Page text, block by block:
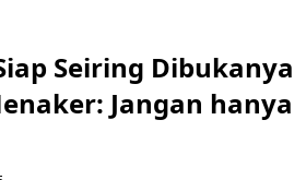
Seiring Dibukanya
Jangan hanya